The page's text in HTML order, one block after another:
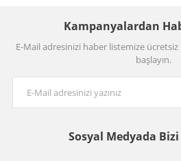
Kampanyalardan
E-Mail adresinizi haber listemize
başlayın.
Sosyal Medyada